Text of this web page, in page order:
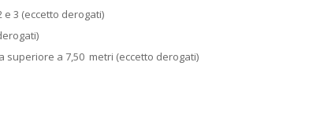
3 (eccetto derogati)
superiore a 7,50 metri (eccetto derogati)